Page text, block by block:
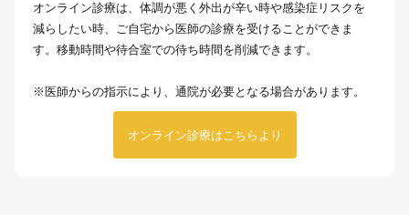
オンライン診療は、体調が悪く外出が辛い時や感染症リスクを
減らしたい時、ご自宅から医師の診療を受けることができま
す。移動時間や待合室での待ち時間を削減できます。
※医師からの指示により、通院が必要となる場合があります。
オンライン診療はこちらより